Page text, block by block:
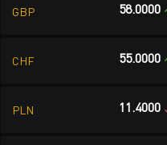
GBP 58.0000
CHF 55.0000
PLN 11.4000